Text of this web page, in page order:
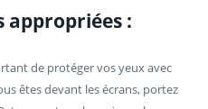
appropriées :
de protéger vos yeux avec
êtes devant les écrans, portez